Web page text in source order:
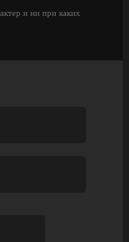
и ни при каких